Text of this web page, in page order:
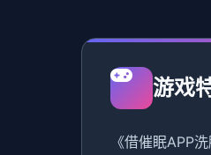
游戏
《借催眠APP